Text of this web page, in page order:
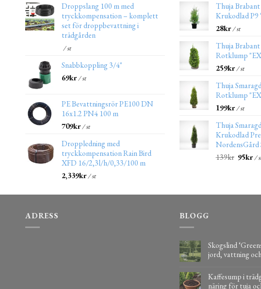
Droppslang 100 m med
tryckkompensation – komplett
set för droppbevattning i
trädgården
/ st
Snabbkoppling 3/4"
69kr/ st
PE Bevattningsrör PE100 DN
16x1.2 PN4 100 m
709kr/ st
Droppledning med
tryckkompensation Rain Bird
XFD 16/2,3l/h/0,33/100 m
2,339kr/ st
Thuja
Krukodlad P9
28kr/ st
Thuja
Rotklump
259kr/ st
Thuja
Rotklump
199kr/ st
Thuja
Krukodlad
NordensGård
139kr 95kr/
ADRESS BLOGG
Skogslind
jord, vattning
Kaffesump i
näring för tuja